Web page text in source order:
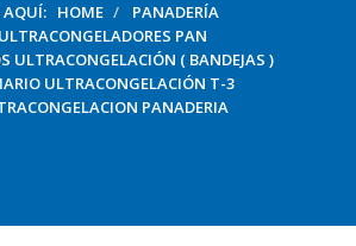
AQUÍ: HOME
PANADERÍA
ULTRACONGELADORES PAN
ULTRACONGELACIÓN ( BANDEJAS )
ULTRACONGELACIÓN T-3
PANADERIA